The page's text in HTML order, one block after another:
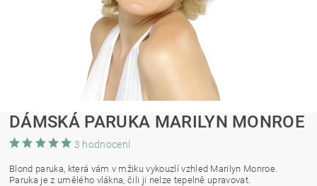
DÁMSKÁ PARUKA MARILYN MONROE
3 hodnocení
Blond paruka, která vám v mžiku vykouzlí vzhled Marilyn Monroe.
Paruka je z umělého vlákna, čili ji nelze tepelně upravovat.